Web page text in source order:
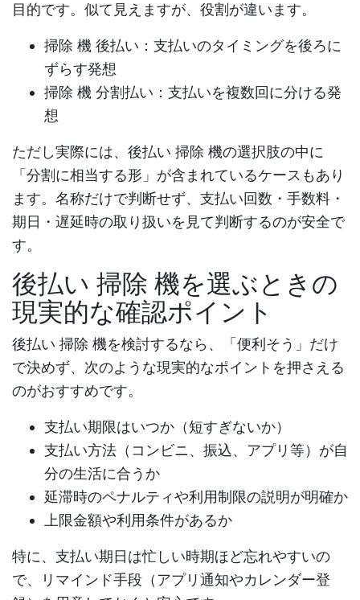
目的です。似て見えますが、役割が違います。
掃除 機 後払い ：支払いのタイミングを後ろに
ずらす発想
掃除 機 分割払い ：支払いを複数回に分ける発
想
ただし実際には、 後払い 掃除 機の選択肢の中に
「分割に相当する形」が含まれているケースもあり
ます。名称だけで判断せず、支払い回数・手数料・
期日・遅延時の取り扱いを見て判断するのが安全で
す。
後払い 掃除 機を選ぶときの
現実的な確認ポイント
後払い 掃除 機を検討するなら、「便利そう」だけ
で決めず、次のような現実的なポイントを押さえる
のがおすすめです。
支払い期限はいつか（短すぎないか）
支払い方法（コンビニ、振込、アプリ等）が自
分の生活に合うか
延滞時のペナルティや利用制限の説明が明確か
上限金額や利用条件があるか
特に、支払い期日は忙しい時期ほど忘れやすいの
で、リマインド手段（アプリ通知やカレンダー登